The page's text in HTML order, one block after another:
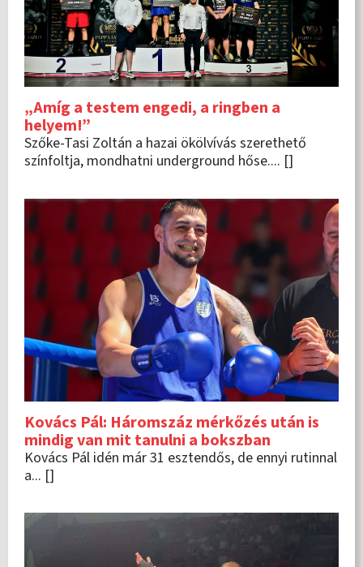
„Amíg a testem engedi, a ringben a
helyem!”
Szőke-Tasi Zoltán a hazai ökölvívás szerethető
színfoltja, mondhatni underground hőse.... []
Kovács Pál: Háromszáz mérkőzés után is
mindig van mit tanulni a bokszban
Kovács Pál idén már 31 esztendős, de ennyi rutinnal
a... []